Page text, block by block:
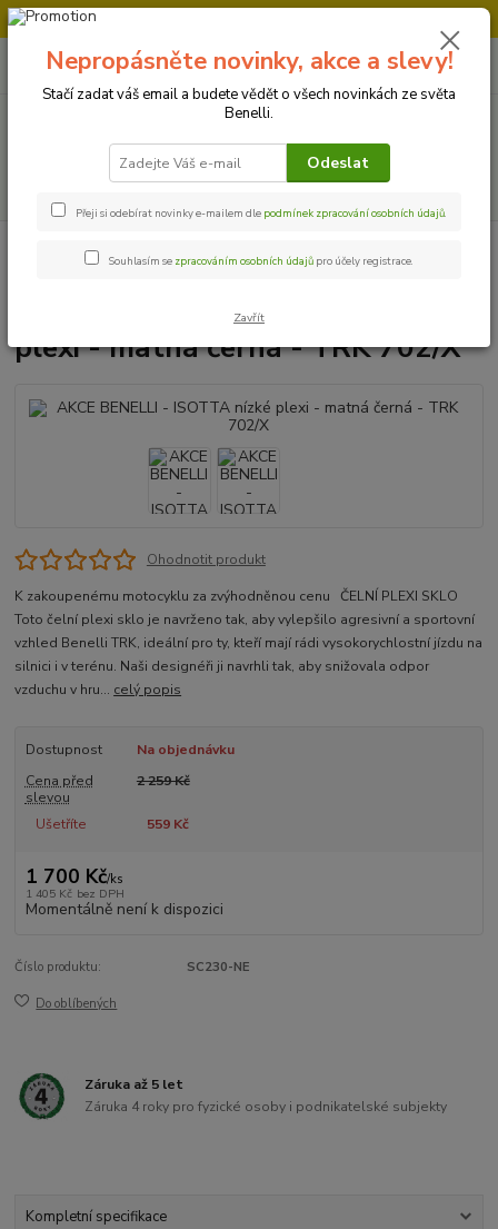
+420 728 500 481
Po-Pá 8:00 - 17:00
0
za0 Kč
AKCE BENELLI - ISOTTA nízké
plexi - matná černá - TRK 702/X
Ohodnotit produkt
K zakoupenému motocyklu za zvýhodněnou cenu ČELNÍ PLEXI SKLO
Toto čelní plexi sklo je navrženo tak, aby vylepšilo agresivní a sportovní
vzhled Benelli TRK, ideální pro ty, kteří mají rádi vysokorychlostní jízdu na
silnici i v terénu. Naši designéři ji navrhli tak, aby snižovala odpor
vzduchu v hru... celý popis
Dostupnost
Na objednávku
Cena před
slevou
2 259 Kč
Ušetříte 559 Kč
1 700 Kč/ks
1 405 Kč bez DPH
Momentálně není k dispozici
Číslo produktu: SC230-NE
Do oblíbených
Záruka až 5 let
Záruka 4 roky pro fyzické osoby i podnikatelské subjekty
Kompletní specifikace
Nepropásněte novinky, akce a slevy!
Stačí zadat váš email a budete vědět o všech novinkách ze světa
Benelli.
Odeslat
Přeji si odebírat novinky e-mailem dle podmínek zpracování osobních údajů.
Souhlasím se zpracováním osobních údajů pro účely registrace.
Zavřít